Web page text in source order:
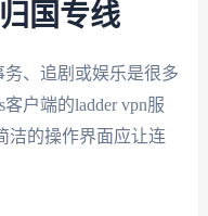
国专线
务、追剧或娱乐是很多
户端的ladder vpn服
洁的操作界面应让连